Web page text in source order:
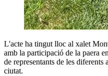
L'acte ha tingut lloc al xalet
amb la participació de la paera
de representants de les diferents
ciutat.